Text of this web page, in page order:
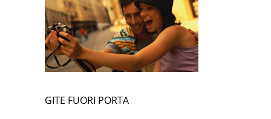
GITE FUORI PORTA